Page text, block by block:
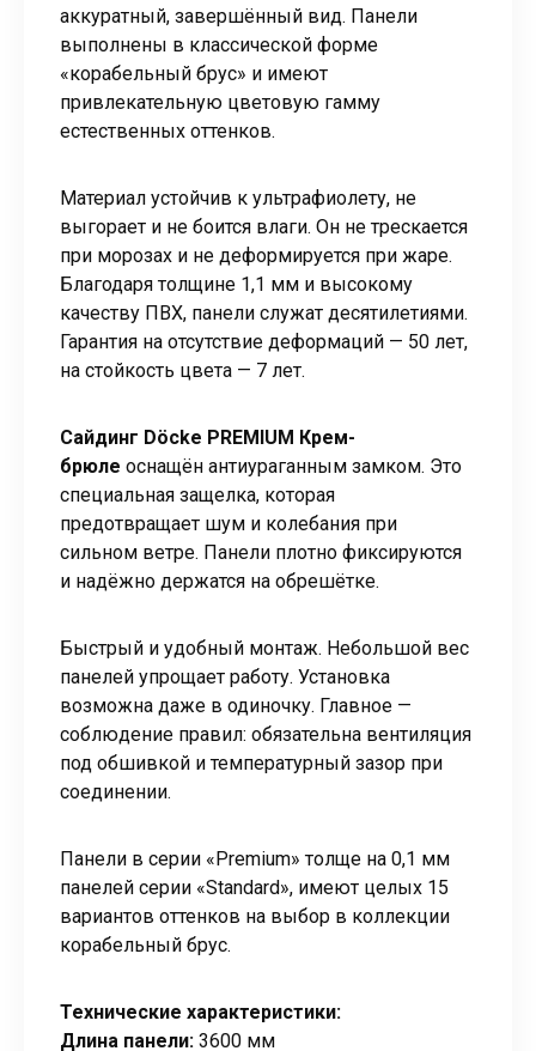
аккуратный, завершённый вид. Панели
выполнены в классической форме
«корабельный брус» и имеют
привлекательную цветовую гамму
естественных оттенков.
Материал устойчив к ультрафиолету, не
выгорает и не боится влаги. Он не трескается
при морозах и не деформируется при жаре.
Благодаря толщине 1,1 мм и высокому
качеству ПВХ, панели служат десятилетиями.
Гарантия на отсутствие деформаций — 50 лет,
на стойкость цвета — 7 лет.
Сайдинг Döcke PREMIUM Крем-
брюле оснащён антиураганным замком. Это
специальная защелка, которая
предотвращает шум и колебания при
сильном ветре. Панели плотно фиксируются
и надёжно держатся на обрешётке.
Быстрый и удобный монтаж. Небольшой вес
панелей упрощает работу. Установка
возможна даже в одиночку. Главное —
соблюдение правил: обязательна вентиляция
под обшивкой и температурный зазор при
соединении.
Панели в серии «Premium» толще на 0,1 мм
панелей серии «Standard», имеют целых 15
вариантов оттенков на выбор в коллекции
корабельный брус.
Технические характеристики:
Длина панели: 3600 мм